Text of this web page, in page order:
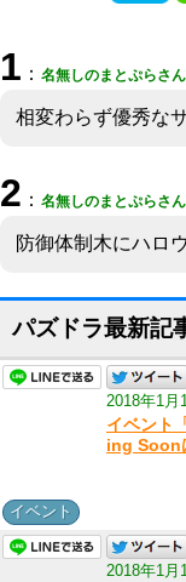
1 ： 名無しのまとぷらさん
相変わらず優秀な
2 ： 名無しのまとぷらさん
防御体制木にハロ
パズドラ最新記
2018年1月
イベント
ing Soon
イベント
2018年1月